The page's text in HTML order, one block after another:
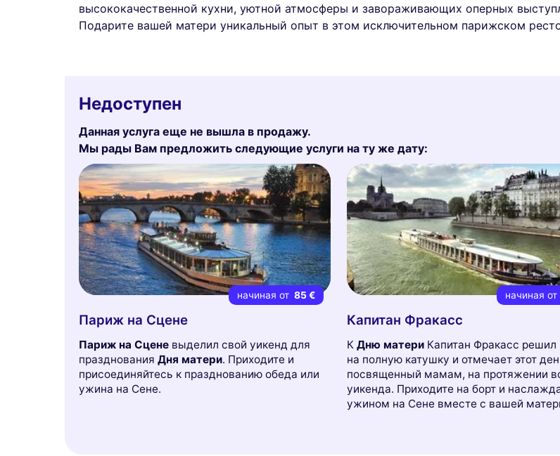
высококачественной кухни, уютной атмосферы и завораживающих оперных
Подарите вашей матери уникальный опыт в этом исключительном парижском
Недоступен
Данная услуга еще не вышла в продажу.
Мы рады Вам предложить следующие услуги на ту же дату:
начиная от 85 €
Париж на Сцене
Париж на Сцене выделил свой уикенд для
празднования Дня матери. Приходите и
присоединяйтесь к празднованию обеда или
ужина на Сене.
начиная от
Капитан Фракасс
К Дню материКапитан Фракасс решил
на полную катушку и отмечает этот
посвященный мамам, на протяжении
уикенда. Приходите на борт и
ужином на Сене вместе с вашей